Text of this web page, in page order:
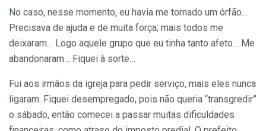
No caso, nesse momento, eu havia me tornado um órfão…
Precisava de ajuda e de muita força; mais todos me
deixaram… Logo aquele grupo que eu tinha tanto afeto… Me
abandonaram… Fiquei à sorte…
Fui aos irmãos da igreja para pedir serviço, mais eles nunca
ligaram. Fiquei desempregado, pois não queria “transgredir”
o sábado, então comecei a passar muitas dificuldades